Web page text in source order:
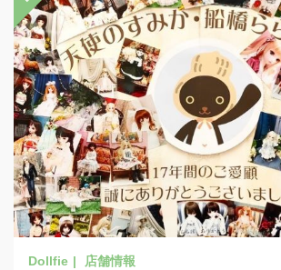
店舗情報